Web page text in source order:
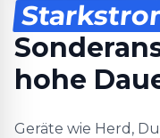
hohe
Geräte wie Herd,